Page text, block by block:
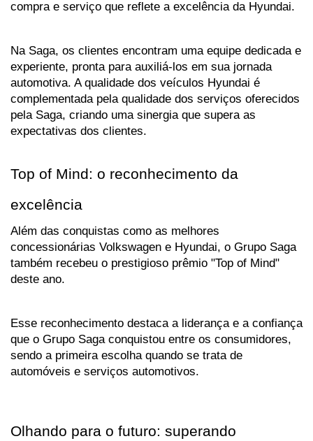
compra e serviço que reflete a excelência da Hyundai.
Na Saga, os clientes encontram uma equipe dedicada e
experiente, pronta para auxiliá-los em sua jornada
automotiva. A qualidade dos veículos Hyundai é
complementada pela qualidade dos serviços oferecidos
pela Saga, criando uma sinergia que supera as
expectativas dos clientes.
Top of Mind: o reconhecimento da
excelência
Além das conquistas como as melhores
concessionárias Volkswagen e Hyundai, o Grupo Saga
também recebeu o prestigioso prêmio "Top of Mind"
deste ano.
Esse reconhecimento destaca a liderança e a confiança
que o Grupo Saga conquistou entre os consumidores,
sendo a primeira escolha quando se trata de
automóveis e serviços automotivos.
Olhando para o futuro: superando